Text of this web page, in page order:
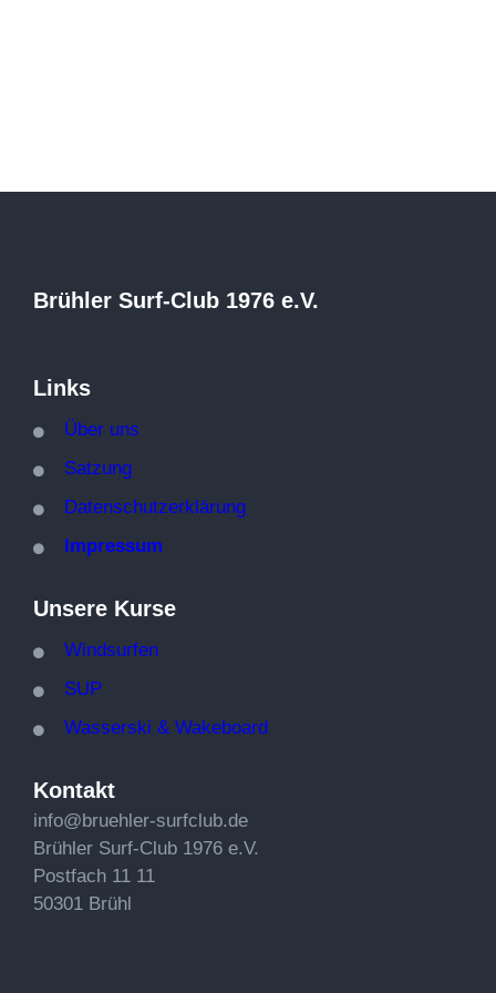
Brühler Surf-Club 1976 e.V.
Links
Über uns
Satzung
Datenschutzerklärung
Impressum
Unsere Kurse
Windsurfen
SUP
Wasserski & Wakeboard
Kontakt
info@bruehler-surfclub.de
Brühler Surf-Club 1976 e.V.
Postfach 11 11
50301 Brühl